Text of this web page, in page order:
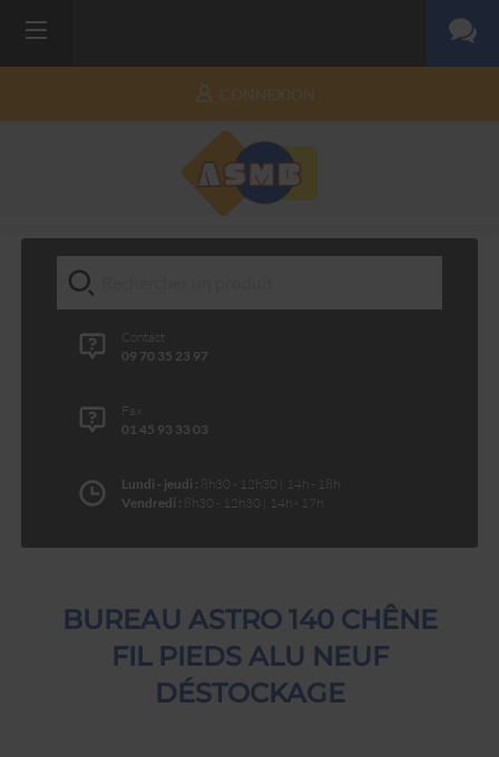
CONNEXION
Contact
09 70 35 23 97
Fax
01 45 93 33 03
Lundi - jeudi : 8h30 - 12h30 | 14h - 18h
Vendredi : 8h30 - 12h30 | 14h - 17h
BUREAU ASTRO 140 CHÊNE
FIL PIEDS ALU NEUF
DÉSTOCKAGE